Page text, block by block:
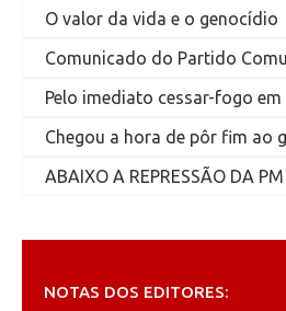
O valor da vida e o genocídio
Comunicado do Partido
Pelo imediato cessar-fogo em
Chegou a hora de pôr fim ao
ABAIXO A REPRESSÃO DA PM
NOTAS DOS EDITORES: